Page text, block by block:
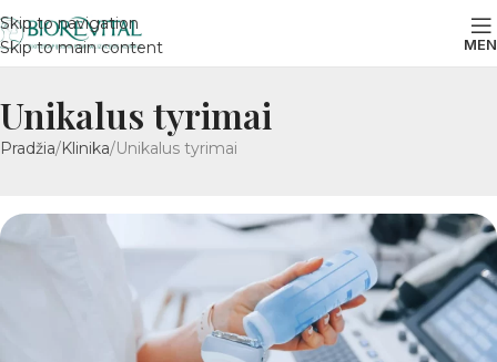
Skip to navigation
Skip to main content
Unikalus tyrimai
Pradžia Klinika Unikalus tyrimai